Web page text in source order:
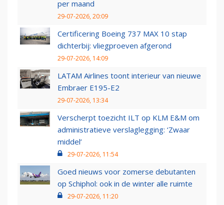
per maand
29-07-2026, 20:09
Certificering Boeing 737 MAX 10 stap
dichterbij: vliegproeven afgerond
29-07-2026, 14:09
LATAM Airlines toont interieur van nieuwe
Embraer E195-E2
29-07-2026, 13:34
Verscherpt toezicht ILT op KLM E&M om
administratieve verslaglegging: ‘Zwaar
middel’
29-07-2026, 11:54
Goed nieuws voor zomerse debutanten
op Schiphol: ook in de winter alle ruimte
29-07-2026, 11:20